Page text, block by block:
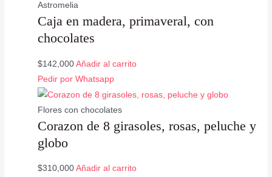
Astromelia
Caja en madera, primaveral, con
chocolates
$142,000 Añadir al carrito
Pedir por Whatsapp
Flores con chocolates
Corazon de 8 girasoles, rosas, peluche y
globo
$310,000 Añadir al carrito